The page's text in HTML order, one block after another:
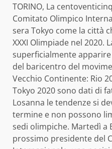
TORINO, La
Comitato Olimpico
sera Tokyo come la città
XXXI Olimpiade nel 2020.
superficialmente
del baricentro del
Vecchio Continente: Rio
Tokyo 2020 sono dati di
Losanna le tendenze si
termine e non possono
sedi olimpiche. Martedì a
prossimo presidente del